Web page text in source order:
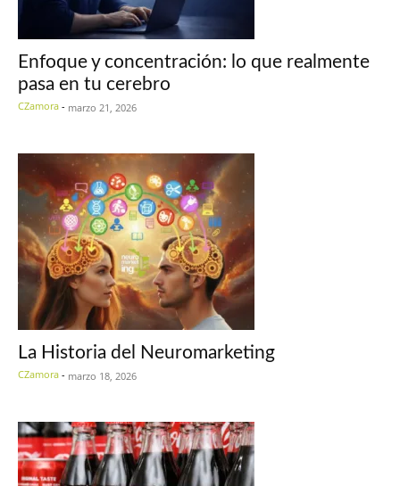
Enfoque y concentración: lo que realmente
pasa en tu cerebro
CZamora - marzo 21, 2026
La Historia del Neuromarketing
CZamora - marzo 18, 2026